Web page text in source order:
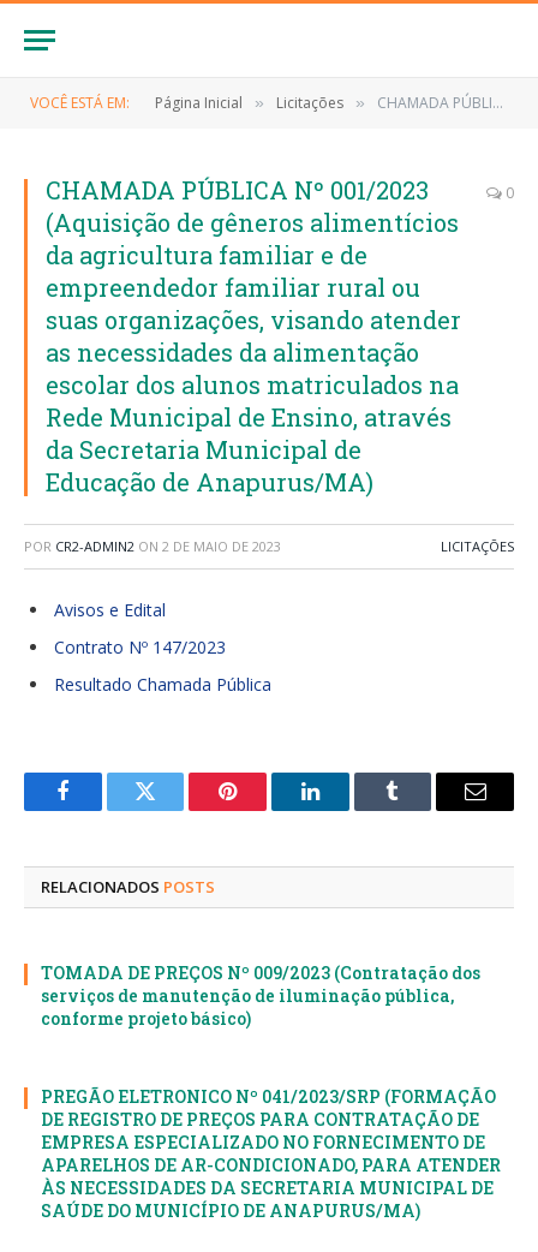
VOCÊ ESTÁ EM: Página Inicial » Licitações » CHAMADA PÚBLICA Nº 001/2023 (Aquisição de gêneros alimentícios da agricultura familiar e de empreendedor familiar rural ou suas organizações, visando atender as necessidades da alimentação escolar dos alunos matriculados na Rede Municipal de Ensino, através da Secretaria Municipal de Educação de Anapurus/MA)
CHAMADA PÚBLICA Nº 001/2023
(Aquisição de gêneros alimentícios
da agricultura familiar e de
empreendedor familiar rural ou
suas organizações, visando atender
as necessidades da alimentação
escolar dos alunos matriculados na
Rede Municipal de Ensino, através
da Secretaria Municipal de
Educação de Anapurus/MA)
0
POR CR2-ADMIN2 ON 2 DE MAIO DE 2023 LICITAÇÕES
Avisos e Edital
Contrato Nº 147/2023
Resultado Chamada Pública
FacebookTwitter Pinterest LinkedInTumblr
E-
RELACIONADOS POSTS
TOMADA DE PREÇOS Nº 009/2023 (Contratação dos
serviços de manutenção de iluminação pública,
conforme projeto básico)
PREGÃO ELETRONICO Nº 041/2023/SRP (FORMAÇÃO
DE REGISTRO DE PREÇOS PARA CONTRATAÇÃO DE
EMPRESA ESPECIALIZADO NO FORNECIMENTO DE
APARELHOS DE AR-CONDICIONADO, PARA ATENDER
ÀS NECESSIDADES DA SECRETARIA MUNICIPAL DE
SAÚDE DO MUNICÍPIO DE ANAPURUS/MA)